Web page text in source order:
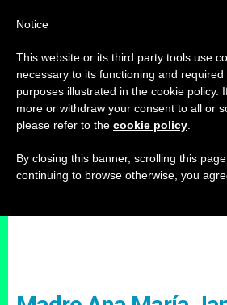
Notice
This website or its third party tools use
necessary to its functioning and
purposes illustrated in the cookie policy.
more or withdraw your consent to all or
please refer to the cookie policy
By closing this banner, scrolling this
continuing to browse otherwise, you